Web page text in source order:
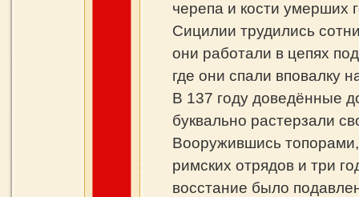
черепа и кости умерших
Сицилии трудились
они работали в цепях
где они спали вповалку
В 137 году доведённые
буквально растерзали
Вооружившись
римских отрядов и три
восстание было